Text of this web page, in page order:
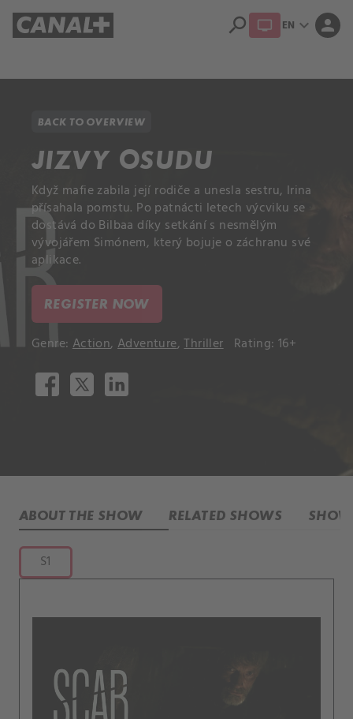
search EN expand_more person
BACK TO OVERVIEW
JIZVY OSUDU
Když mafie zabila její rodiče a unesla sestru, Irina
přísahala pomstu. Po patnácti letech výcviku se
dostává do Bilbaa díky setkání s nesmělým
vývojářem Simónem, který bojuje o záchranu své
aplikace.
REGISTER NOW
Genre: Action,Adventure,Thriller Rating: 16+
ABOUT THE SHOW RELATED SHOWS
S1